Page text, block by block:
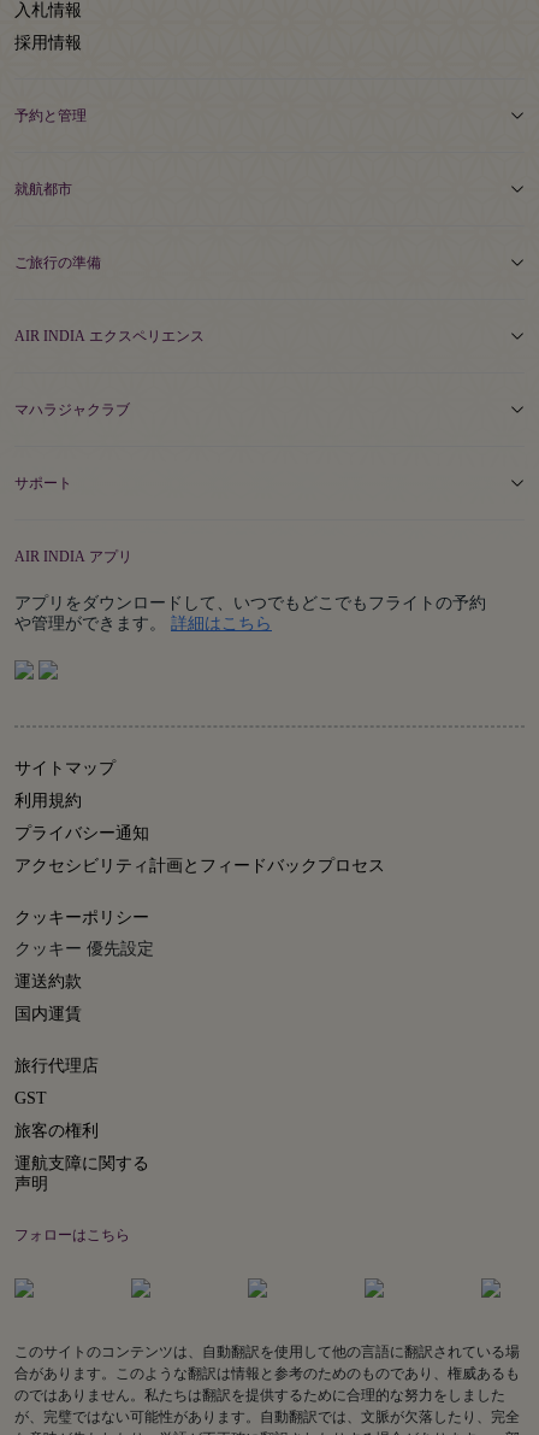
入札情報
採用情報
予約と管理
就航都市
ご旅行の準備
AIR INDIA エクスペリエンス
マハラジャクラブ
サポート
AIR INDIA アプリ
アプリをダウンロードして、いつでもどこでもフライトの予約
や管理ができます。 詳細はこちら
サイトマップ
利用規約
プライバシー通知
アクセシビリティ計画とフィードバックプロセス
クッキーポリシー
クッキー 優先設定
運送約款
国内運賃
旅行代理店
GST
旅客の権利
運航支障に関する
声明
フォローはこちら
このサイトのコンテンツは、自動翻訳を使用して他の言語に翻訳されている場
合があります。このような翻訳は情報と参考のためのものであり、権威あるも
のではありません。私たちは翻訳を提供するために合理的な努力をしました
が、完璧ではない可能性があります。自動翻訳では、文脈が欠落したり、完全